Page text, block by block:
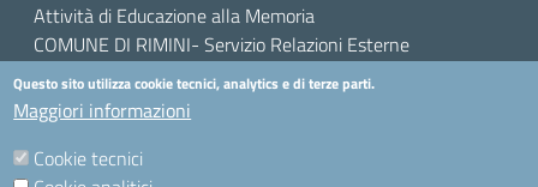
Attività di Educazione alla Memoria
COMUNE DI RIMINI- Servizio Relazioni Esterne
Piazza Cavour, 27 - 47921 RIMINI (RN)
mail:educazione.memoria@comune.rimini.it
Questo sito utilizza cookie tecnici, analytics e di terze parti.
Maggiori informazioni
Cookie tecnici